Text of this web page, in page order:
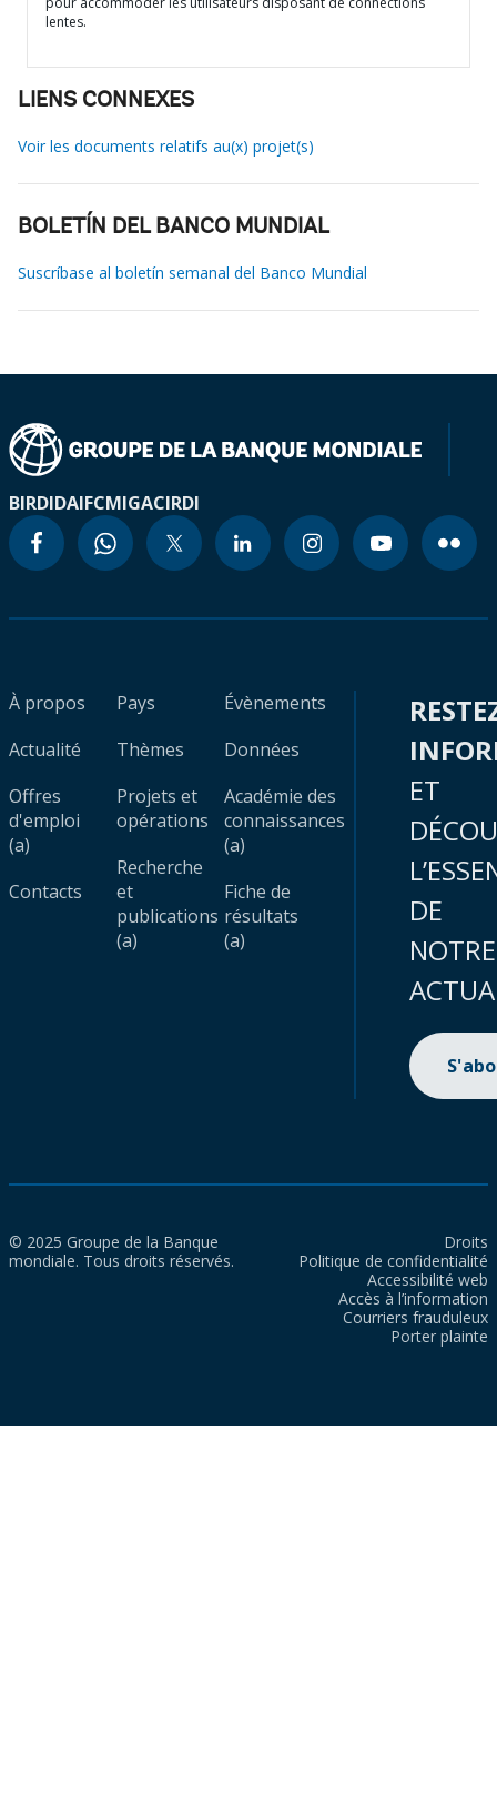
lentes.
LIENS CONNEXES
Voir les documents relatifs au(x) projet(s)
BOLETÍN DEL BANCO MUNDIAL
Suscríbase al boletín semanal del Banco Mundial
BIRDIDAIFCMIGACIRDI
À propos
Actualité
Offres
d'emploi
(a)
Contacts
Pays
Thèmes
Projets et
opérations
Recherche
et
publications
(a)
Évènements
Données
Académie des
connaissances
(a)
Fiche de
résultats
(a)
ET
DE
NOTRE
© 2025 Groupe de la Banque
mondiale. Tous droits réservés.
Droits
Politique de confidentialité
Accessibilité web
Accès à l’information
Courriers frauduleux
Porter plainte